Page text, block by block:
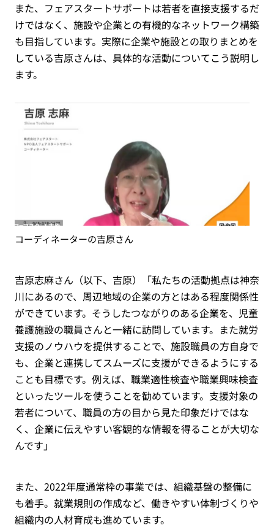
また、フェアスタートサポートは若者を直接支援するだ
けではなく、施設や企業との有機的なネットワーク構築
も目指しています。実際に企業や施設との取りまとめを
している吉原さんは、具体的な活動についてこう説明し
ます。
コーディネーターの吉原さん
吉原志麻さん（以下、吉原）「私たちの活動拠点は神奈
川にあるので、周辺地域の企業の方とはある程度関係性
ができています。そうしたつながりのある企業を、児童
養護施設の職員さんと一緒に訪問しています。また就労
支援のノウハウを提供することで、施設職員の方自身で
も、企業と連携してスムーズに支援ができるようにする
ことも目標です。例えば、職業適性検査や職業興味検査
といったツールを使うことを勧めています。支援対象の
若者について、職員の方の目から見た印象だけではな
く、企業に伝えやすい客観的な情報を得ることが大切な
んです」
また、2022年度通常枠の事業では、組織基盤の整備に
も着手。就業規則の作成など、働きやすい体制づくりや
組織内の人材育成も進めています。